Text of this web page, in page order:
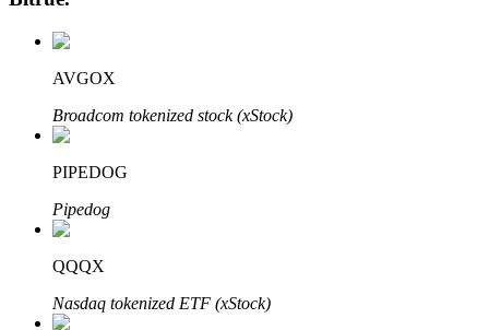
Авто Инвест
AVGOX
Broadcom tokenized stock (xStock)
PIPEDOG
Pipedog
QQQX
Nasdaq tokenized ETF (xStock)